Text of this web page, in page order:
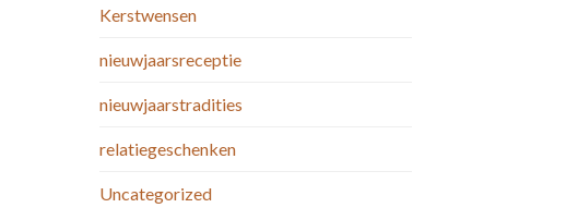
Kerstwensen
nieuwjaarsreceptie
nieuwjaarstradities
relatiegeschenken
Uncategorized